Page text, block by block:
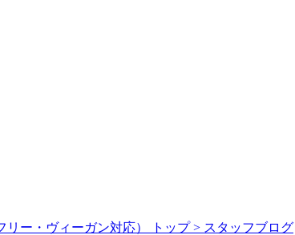
リー・ヴィーガン対応） トップ > スタッフブログ